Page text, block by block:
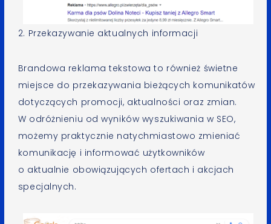
2. Przekazywanie aktualnych informacji
Brandowa reklama tekstowa to również świetne
miejsce do przekazywania bieżących komunikatów
dotyczących promocji, aktualności oraz zmian.
W odróżnieniu od wyników wyszukiwania w SEO,
możemy praktycznie natychmiastowo zmieniać
komunikację i informować użytkowników
o aktualnie obowiązujących ofertach i akcjach
specjalnych.